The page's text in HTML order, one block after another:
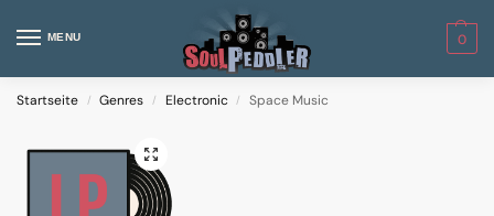
MENU 0
Startseite / Genres / Electronic / Space Music